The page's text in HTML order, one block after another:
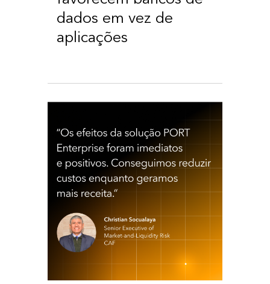
dados em vez de
aplicações